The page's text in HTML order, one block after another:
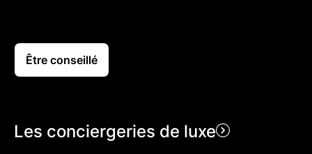
Être conseillé
Les conciergeries de luxe